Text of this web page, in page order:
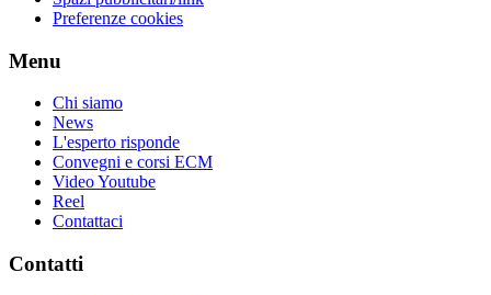
Preferenze cookies
Menu
Chi siamo
News
L'esperto risponde
Convegni e corsi ECM
Video Youtube
Reel
Contattaci
Contatti